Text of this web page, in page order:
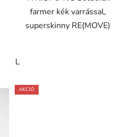
csillag.
farmer kék varrással,
superskinny RE(MOVE)
L
AKCIÓ